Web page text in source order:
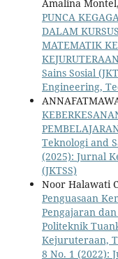
Amalina Montel,
PUNCA
DALAM
MATEMATIK
Sains Sosial
Engineering,
Teknologi and
(2025): Jurnal
(JKTSS)
Noor Halawati
Penguasaan
Pengajaran
Politeknik
Kejuruteraan,
8 No. 1 (2022):